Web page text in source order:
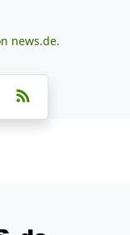
news.de.
auf Telegram
Newsletter abonnieren